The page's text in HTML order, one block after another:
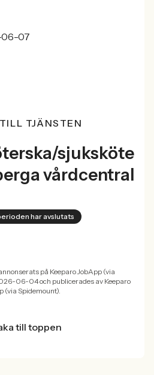
07
TJÄNSTEN
sjuksköte
vårdcentral
har avslutats
på Keeparo JobApp (via
06-04 och publicerades av Keeparo
(via Spidemount).
till toppen